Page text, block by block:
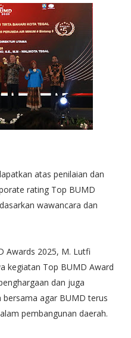
atas penilaian dan
rating Top BUMD
wawancara dan
Awards 2025, M. Lutfi
kegiatan Top BUMD Award
dan juga
bersama agar BUMD terus
pembangunan daerah.